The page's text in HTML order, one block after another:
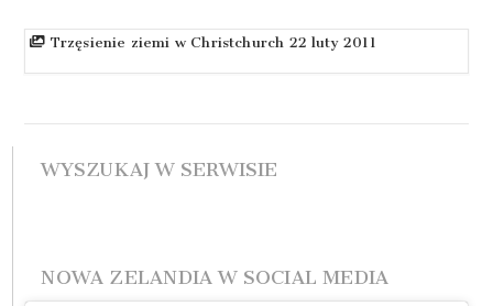
Trzęsienie ziemi w Christchurch 22 luty 2011
WYSZUKAJ W SERWISIE
NOWA ZELANDIA W SOCIAL MEDIA